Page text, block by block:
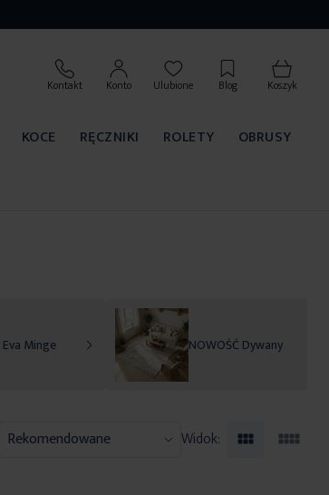
Kontakt Konto Ulubione Blog Koszyk
KOCE RĘCZNIKI ROLETY
OBRUSY
Minge NOWOŚĆ Dywany
Widok: